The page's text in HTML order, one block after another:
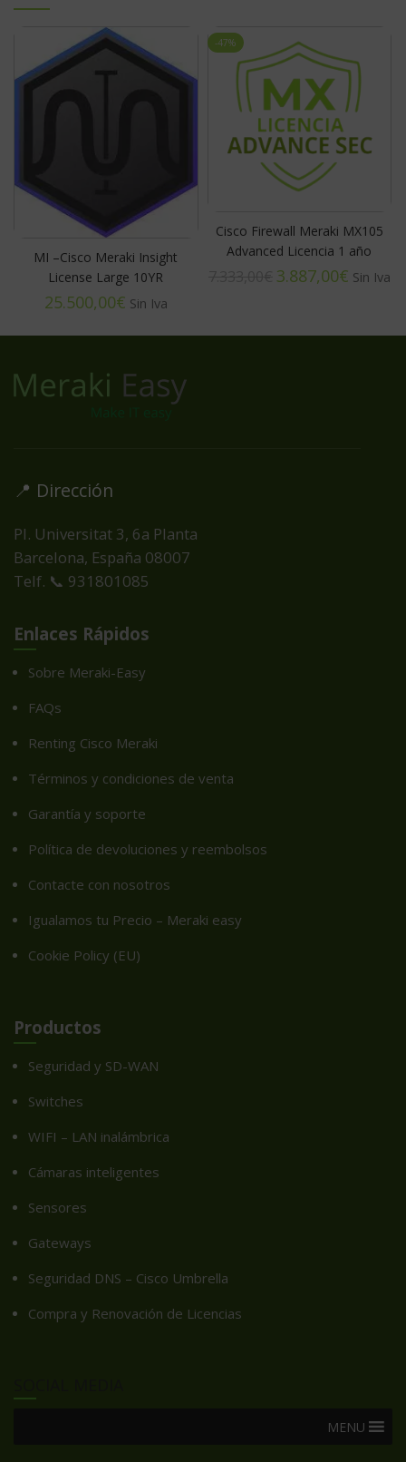
MI –Cisco Meraki Insight
License Large 10YR
€
-47%
Cisco Firewall Meraki MX105
Advanced Licencia 1 año
3.887,00€
📍 Dirección
Pl. Universitat 3, 6a Planta
Barcelona, España 08007
Telf. 📞 931801085
Enlaces Rápidos
Sobre Meraki-Easy
FAQs
Renting Cisco Meraki
Términos y condiciones de venta
Garantía y soporte
Política de devoluciones y reembolsos
Contacte con nosotros
Igualamos tu Precio – Meraki easy
Cookie Policy (EU)
Productos
Seguridad y SD-WAN
Switches
WIFI – LAN inalámbrica
Cámaras inteligentes
Sensores
Gateways
Seguridad DNS – Cisco Umbrella
Compra y Renovación de Licencias
MENU